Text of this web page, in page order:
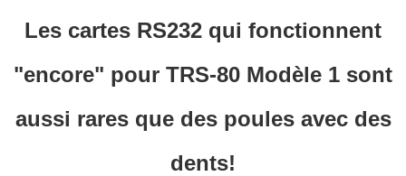
Les cartes RS232 qui fonctionnent
"encore" pour TRS-80 Modèle 1 sont
aussi rares que des poules avec des
dents!